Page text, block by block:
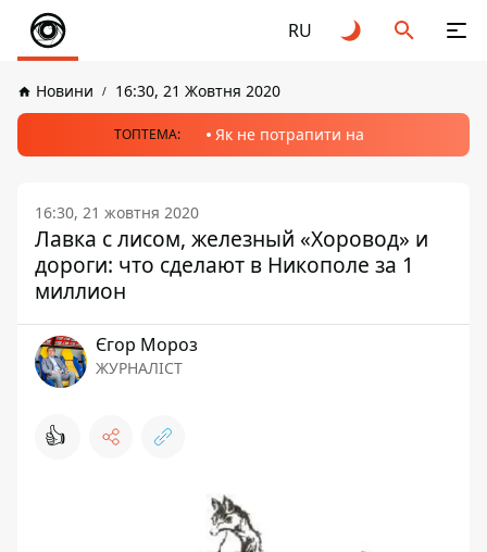
RU
Новини 16:30, 21 Жовтня 2020
ТОПТЕМА: Як не потрапити на
16:30, 21 жовтня 2020
Лавка с лисом, железный «Хоровод» и
дороги: что сделают в Никополе за 1
миллион
Єгор Мороз
ЖУРНАЛІСТ
👍